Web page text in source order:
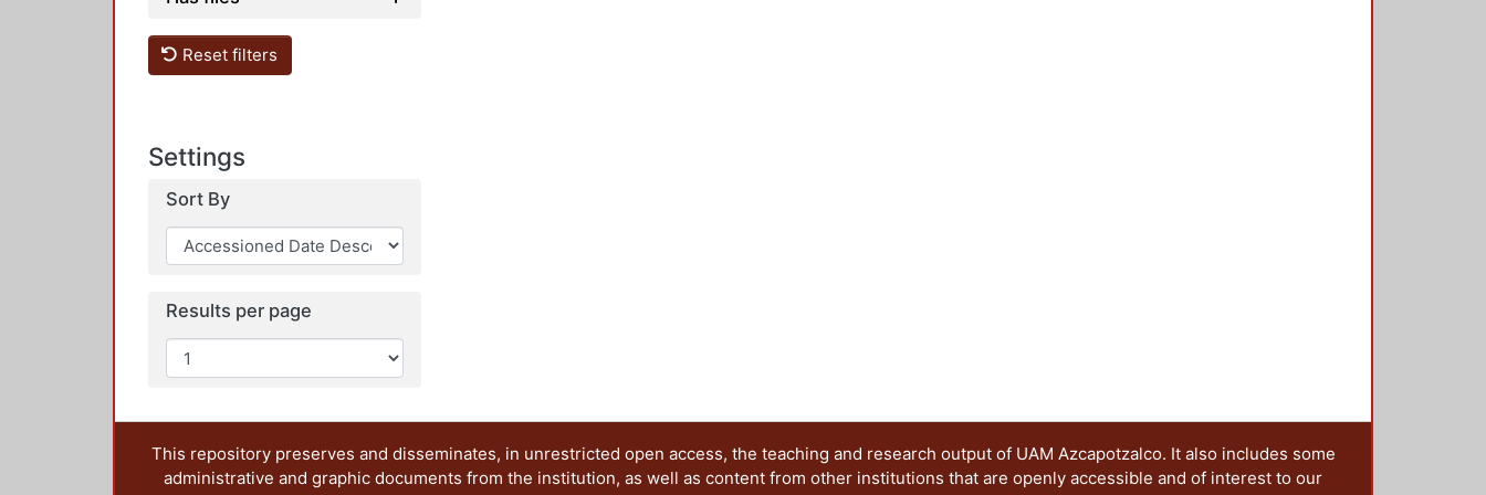
Reset filters
Settings
Sort By
Results per page
This repository preserves and disseminates, in unrestricted open access, the teaching and research output of UAM Azcapotzalco. It also includes some
administrative and graphic documents from the institution, as well as content from other institutions that are openly accessible and of interest to our